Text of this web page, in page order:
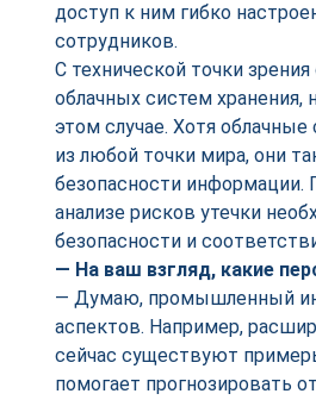
доступ к ним гибко
сотрудников.
С технической точки
облачных систем
этом случае. Хотя
из любой точки мира, они
безопасности информации.
анализе рисков утечки
безопасности и
— На ваш взгляд, какие
— Думаю, промышленный
аспектов. Например,
сейчас существуют
помогает прогнозировать